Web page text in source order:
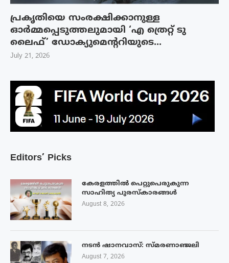
Editors’ Picks
കേരളത്തിൽ പെറ്റുപെരുകുന്ന
സാഹിത്യ പുരസ്‌കാരങ്ങൾ
August 8, 2026
നടൻ ഷാനവാസ്: സ്മരണാഞ്ജലി
August 7, 2026
പ്രകൃതിയെ സംരക്ഷിക്കാനുള്ള
ഓർമ്മപ്പെടുത്തലുമായി ‘എ ത്രെറ്റ് ടു
ലൈഫ്’ ഡോക്യുമെന്ററിയുടെ...
July 21, 2026